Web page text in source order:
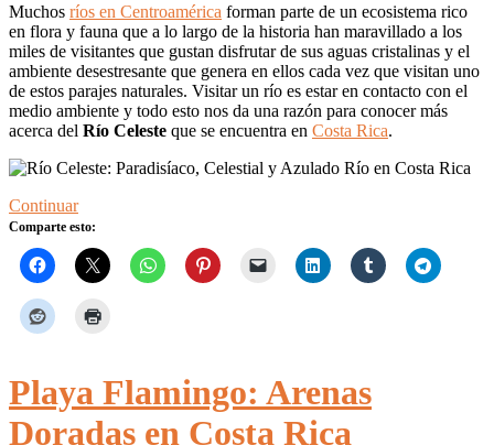
Muchos ríos en Centroamérica forman parte de un ecosistema rico
en flora y fauna que a lo largo de la historia han maravillado a los
miles de visitantes que gustan disfrutar de sus aguas cristalinas y el
ambiente desestresante que genera en ellos cada vez que visitan uno
de estos parajes naturales. Visitar un río es estar en contacto con el
medio ambiente y todo esto nos da una razón para conocer más
acerca del Río Celeste que se encuentra en Costa Rica.
Continuar
Comparte esto:
Playa Flamingo: Arenas
Doradas en Costa Rica